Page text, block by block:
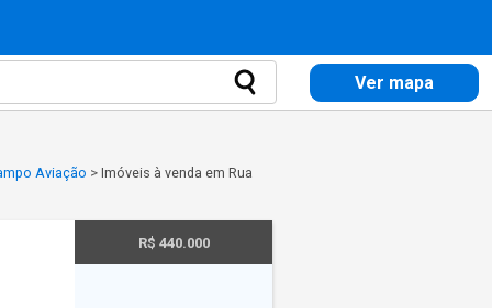
Ver mapa
Aviação > Imóveis à venda em Rua
R$ 440.000